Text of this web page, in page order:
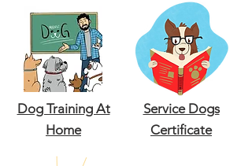
Dog Training At
Home
Service Dogs
Certificate